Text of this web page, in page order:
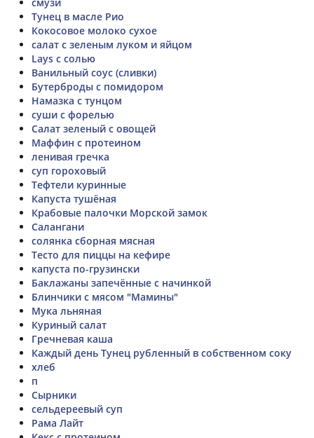
Тунец в масле Рио
Кокосовое молоко сухое
салат с зеленым луком и яйцом
Lays с солью
Ванильный соус (сливки)
Бутерброды с помидором
Намазка с тунцом
суши с форелью
Салат зеленый с овощей
Маффин с протеином
ленивая гречка
суп гороховый
Тефтели куринные
Капуста тушёная
Крабовые палочки Морской замок
Cалангани
солянка сборная мясная
Тесто для пиццы на кефире
капуста по-грузински
Баклажаны запечённые с начинкой
Блинчики с мясом "Мамины"
Мука льняная
Куриный салат
Гречневая каша
Каждый день Тунец рубленный в собственном соку
хлеб
п
Сырники
сельдереевый суп
Рама Лайт